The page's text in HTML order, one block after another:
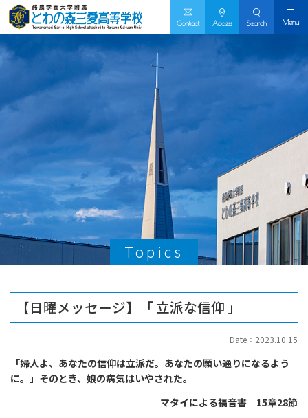
Contact Access Search Menu
Topics
【日曜メッセージ】「 立派な信仰 」
Date：2023.10.15
「婦人よ、あなたの信仰は立派だ。あなたの願い通りになるよう
に。」そのとき、娘の病気はいやされた。
マタイによる福音書 15章28節